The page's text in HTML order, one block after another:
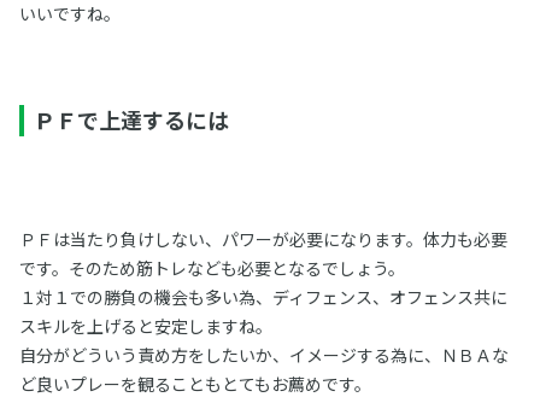
いいですね。
ＰＦで上達するには
ＰＦは当たり負けしない、パワーが必要になります。体力も必要
です。そのため筋トレなども必要となるでしょう。
１対１での勝負の機会も多い為、ディフェンス、オフェンス共に
スキルを上げると安定しますね。
自分がどういう責め方をしたいか、イメージする為に、ＮＢＡな
ど良いプレーを観ることもとてもお薦めです。